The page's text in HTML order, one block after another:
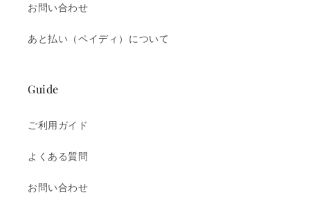
お問い合わせ
あと払い（ペイディ）について
Guide
ご利用ガイド
よくある質問
お問い合わせ